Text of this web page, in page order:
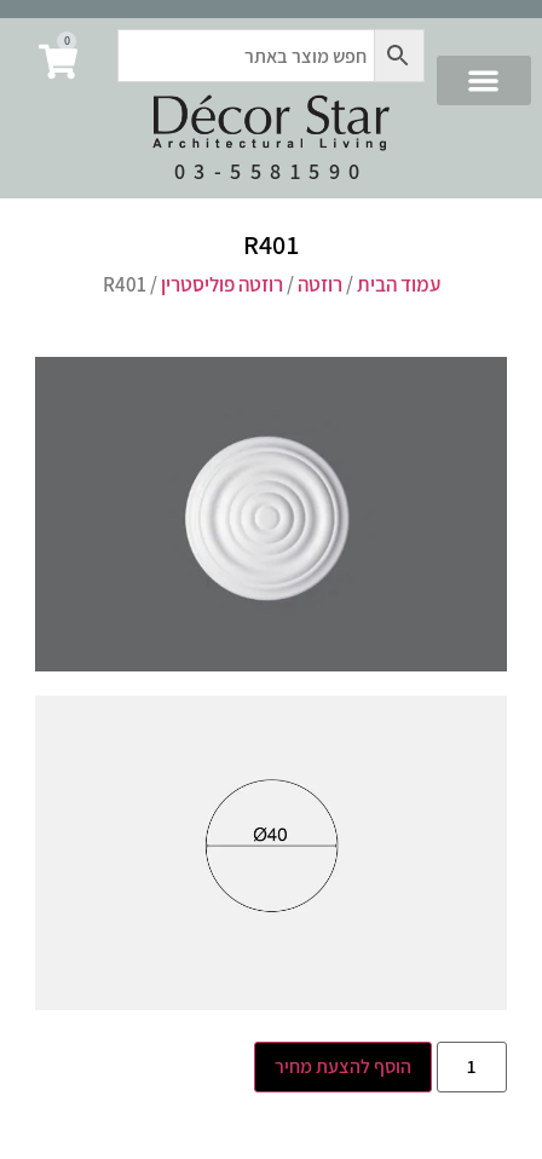
03-5581590
0
R401
עמוד הבית/ רוזטה/ רוזטה פוליסטרין/ R401
הוסף להצעת מחיר